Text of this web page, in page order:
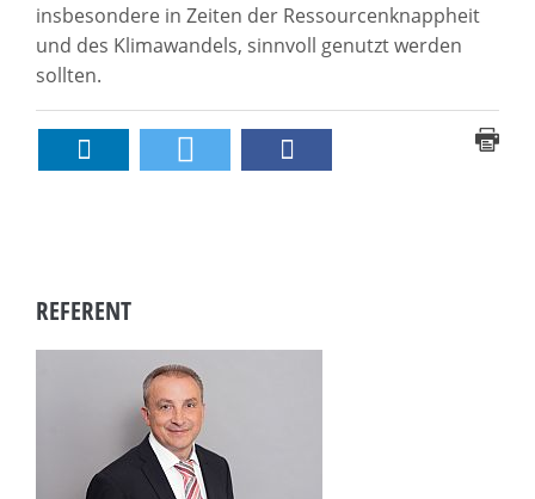
insbesondere in Zeiten der Ressourcenknappheit
und des Klimawandels, sinnvoll genutzt werden
sollten.
REFERENT